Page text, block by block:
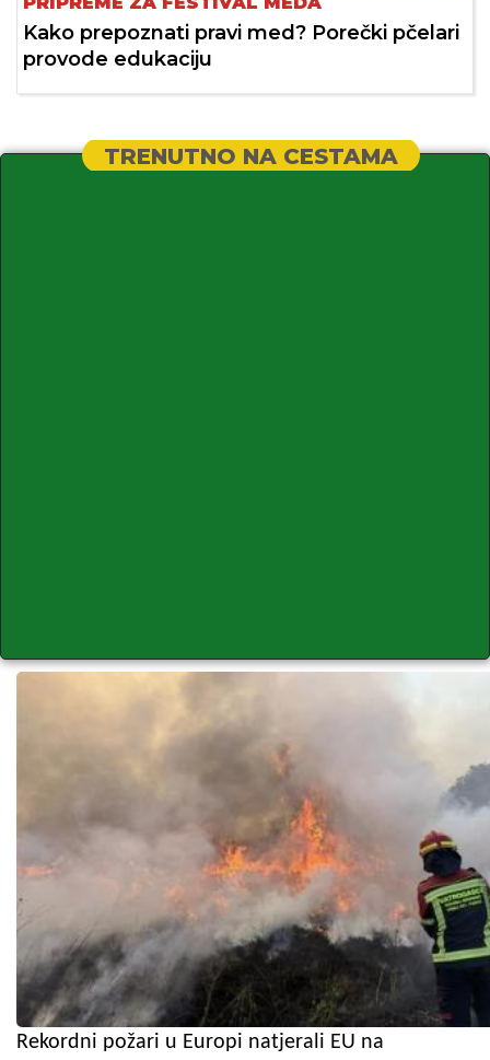
Kako prepoznati pravi med? Porečki pčelari
provode edukaciju
TRENUTNO NA CESTAMA
Rekordni požari u Europi natjerali EU na